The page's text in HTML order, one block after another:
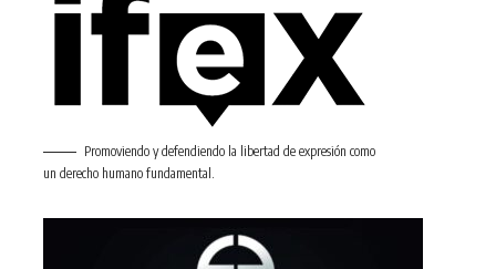
Promoviendo y defendiendo la libertad de expresión como
un derecho humano fundamental.